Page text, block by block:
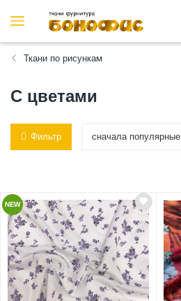
Ткани по рисункам
С цветами
Фильтр сначала популярные
NEW